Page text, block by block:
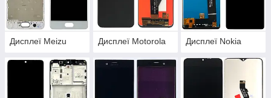
Дисплеї Meizu Дисплеї Motorola Дисплеї Nokia